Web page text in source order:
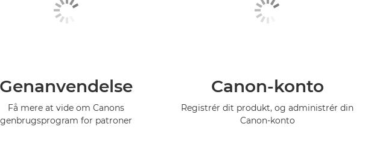
Genanvendelse
Få mere at vide om Canons
genbrugsprogram for patroner
Canon-konto
Registrér dit produkt, og administrér din
Canon-konto